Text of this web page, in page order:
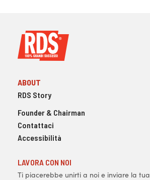
ABOUT
RDS Story
Founder & Chairman
Contattaci
Accessibilità
LAVORA CON NOI
Ti piacerebbe unirti a noi e inviare la tua